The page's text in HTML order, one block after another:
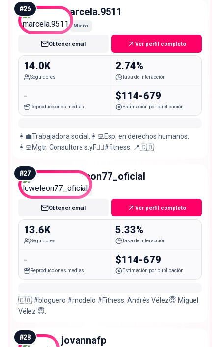
#26 marcela.9511
Micro
Obtener email Ver perfil completo
14.0K
Seguidores
2.74%
Tasa de interacción
-
Reproducciones medias
$114-679
Estimación por publicación
👩‍💼Trabajadora social.👩‍💻Esp. en derechos humanos.
👩‍💻Mgtr. Consultora s.yF🏋️‍♀️#fitness. 📍🇨🇴
#27 loweleon77_oficial
Micro
Obtener email Ver perfil completo
13.6K
Seguidores
5.33%
Tasa de interacción
-
Reproducciones medias
$114-679
Estimación por publicación
🇨🇴 #bloguero #modelo #Fitness. Andrés Vélez😇 Miguel
Vélez 😇.
#28 jovannafp